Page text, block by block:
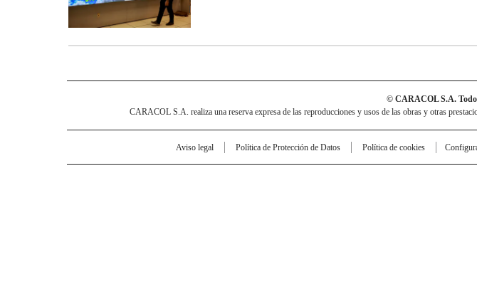
© CARACOL S.A.
CARACOL S.A. realiza una reserva expresa de las reproducciones y usos de las obras y otras
Aviso legal Política de Protección de Datos Política de cookies